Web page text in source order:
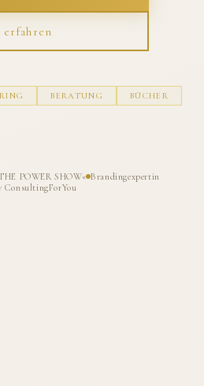
erfahren
BERATUNG
BÜCHER
POWER SHOW« Brandingexpertin